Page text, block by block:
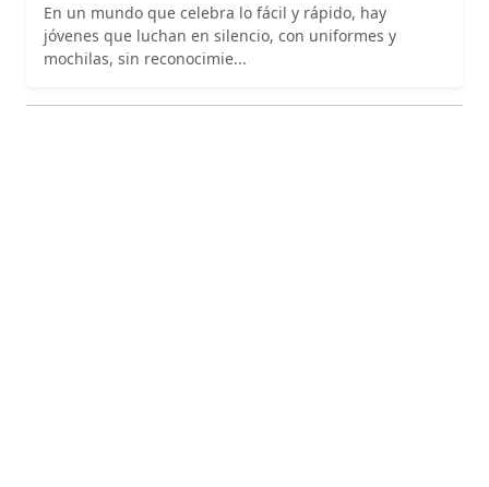
En un mundo que celebra lo fácil y rápido, hay
jóvenes que luchan en silencio, con uniformes y
mochilas, sin reconocimie...